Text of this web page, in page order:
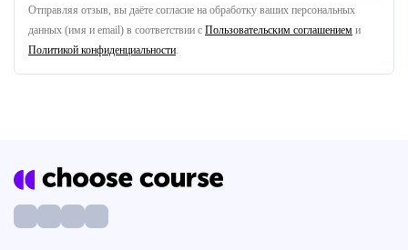
Отправляя отзыв, вы даёте согласие на обработку ваших персональных
данных (имя и email) в соответствии с Пользовательским соглашением и
Политикой конфиденциальности.